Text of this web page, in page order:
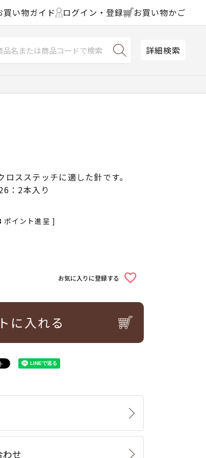
買い物ガイド ログイン・登録 お買い物かご
詳細検索
スステッチに適した針です。
：2本入り
ポイント進呈 ]
お気に入りに登録する
に入れる
わせ